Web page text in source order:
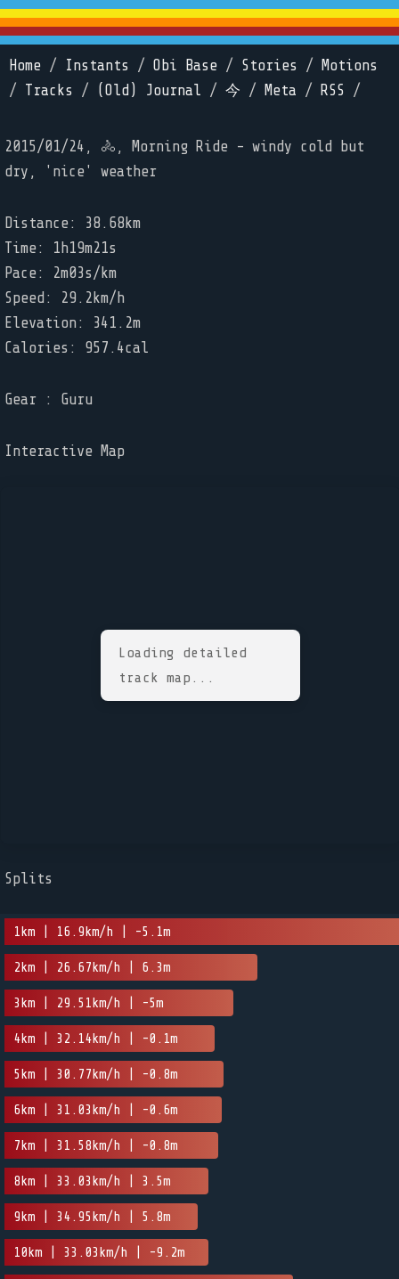
Home / Instants / Obi Base / Stories /
Motions
/ Tracks / (Old) Journal / 今 / Meta / RSS /
2015/01/24, 🚴, Morning Ride - windy cold but
dry, 'nice' weather
Distance: 38.68km
Time: 1h19m21s
Pace: 2m03s/km
Speed: 29.2km/h
Elevation: 341.2m
Calories: 957.4cal
Gear : Guru
Interactive Map
Loading detailed
track map...
Splits
1km | 16.9km/h | -5.1m
2km | 26.67km/h | 6.3m
3km | 29.51km/h | -5m
4km | 32.14km/h | -0.1m
5km | 30.77km/h | -0.8m
6km | 31.03km/h | -0.6m
7km | 31.58km/h | -0.8m
8km | 33.03km/h | 3.5m
9km | 34.95km/h | 5.8m
10km | 33.03km/h | -9.2m